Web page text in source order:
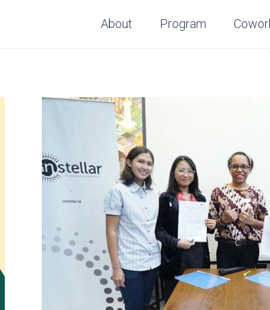
About Program